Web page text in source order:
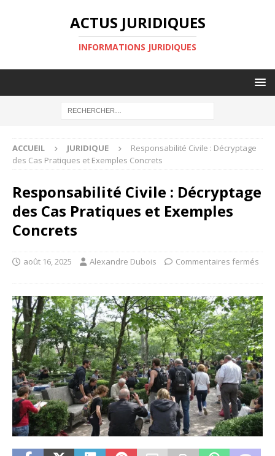
ACTUS JURIDIQUES
INFORMATIONS JURIDIQUES
ACCUEIL JURIDIQUE
Responsabilité Civile : Décryptage
des Cas Pratiques et Exemples Concrets
Responsabilité Civile : Décryptage
des Cas Pratiques et Exemples
Concrets
août 16, 2025 Alexandre Dubois Commentaires fermés